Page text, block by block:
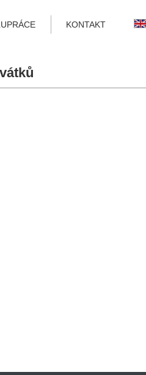
KONTAKT